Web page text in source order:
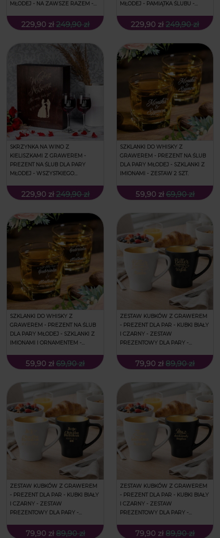
MŁODEJ - NA ZAWSZE RAZEM -
229,90 zł 249,90 zł
MŁODEJ - PAMIĄTKA ŚLUBU -
229,90 zł 249,90 zł
SKRZYNKA NA WINO Z
KIELISZKAMI Z GRAWEREM -
PREZENT NA ŚLUB DLA PARY
MŁODEJ - WSZYSTKIEGO
229,90 zł 249,90 zł
SZKLANKI DO WHISKY Z
GRAWEREM - PREZENT NA ŚLUB
DLA PARY MŁODEJ - SZKLANKI Z
IMIONAMI - ZESTAW 2 SZT.
59,90 zł 69,90 zł
SZKLANKI DO WHISKY Z
GRAWEREM - PREZENT NA ŚLUB
DLA PARY MŁODEJ - SZKLANKI Z
IMIONAMI I ORNAMENTEM -
59,90 zł 69,90 zł
ZESTAW KUBKÓW Z GRAWEREM
- PREZENT DLA PAR - KUBKI BIAŁY
I CZARNY - ZESTAW
PREZENTOWY DLA PARY -
BETTER TOGHETER
79,90 zł 89,90 zł
ZESTAW KUBKÓW Z GRAWEREM
- PREZENT DLA PAR - KUBKI BIAŁY
I CZARNY - ZESTAW
PREZENTOWY DLA PARY -
CHWILA RELAKSU
79,90 zł 89,90 zł
ZESTAW KUBKÓW Z GRAWEREM
- PREZENT DLA PAR - KUBKI BIAŁY
I CZARNY - ZESTAW
PREZENTOWY DLA PARY -
DOSKONALI79,90 zł 89,90 zł